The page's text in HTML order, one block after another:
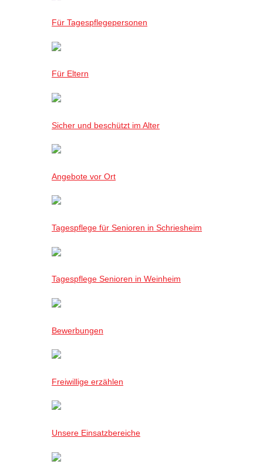
Für Tagespflegepersonen
Für Eltern
Sicher und beschützt im Alter
Angebote vor Ort
Tagespflege für Senioren in Schriesheim
Tagespflege Senioren in Weinheim
Bewerbungen
Freiwillige erzählen
Unsere Einsatzbereiche